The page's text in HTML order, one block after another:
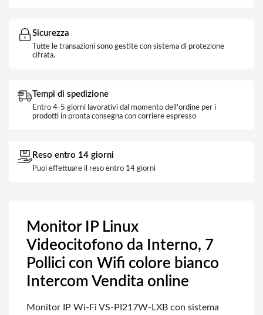
Sicurezza
Tutte le transazioni sono gestite con sistema di protezione
cifrata.
Tempi di spedizione
Entro 4-5 giorni lavorativi dal momento dell'ordine per i
prodotti in pronta consegna con corriere espresso
Reso entro 14 giorni
Puoi effettuare il reso entro 14 giorni
Monitor IP Linux
Videocitofono da Interno, 7
Pollici con Wifi colore bianco
Intercom Vendita online
Monitor IP Wi-Fi VS-PI217W-LXB con sistema